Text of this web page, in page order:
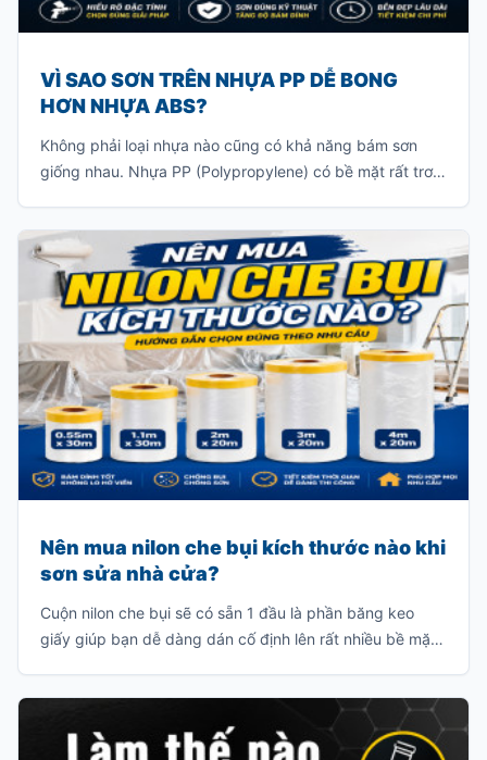
VÌ SAO SƠN TRÊN NHỰA PP DỄ BONG
HƠN NHỰA ABS?
Không phải loại nhựa nào cũng có khả năng bám sơn
giống nhau. Nhựa PP (Polypropylene) có bề mặt rất trơn
sơn rất dễ bong tróc khi va chạm hoặc sau một thời gian
sử dụng.
Nên mua nilon che bụi kích thước nào khi
sơn sửa nhà cửa?
Cuộn nilon che bụi sẽ có sẵn 1 đầu là phần băng keo
giấy giúp bạn dễ dàng dán cố định lên rất nhiều bề mặt
để bạn có thể bung ra và che chắn bụi bẩn, sơn văng